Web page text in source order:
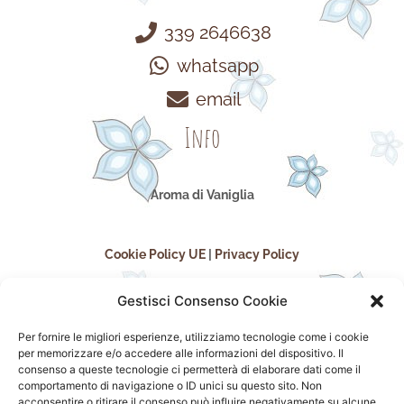
Gestisci Consenso Cookie
Per fornire le migliori esperienze, utilizziamo tecnologie come i cookie
per memorizzare e/o accedere alle informazioni del dispositivo. Il
consenso a queste tecnologie ci permetterà di elaborare dati come il
comportamento di navigazione o ID unici su questo sito. Non
339 2646638
whatsapp
email
Info
Aroma di Vaniglia
Cookie Policy UE Privacy Policy